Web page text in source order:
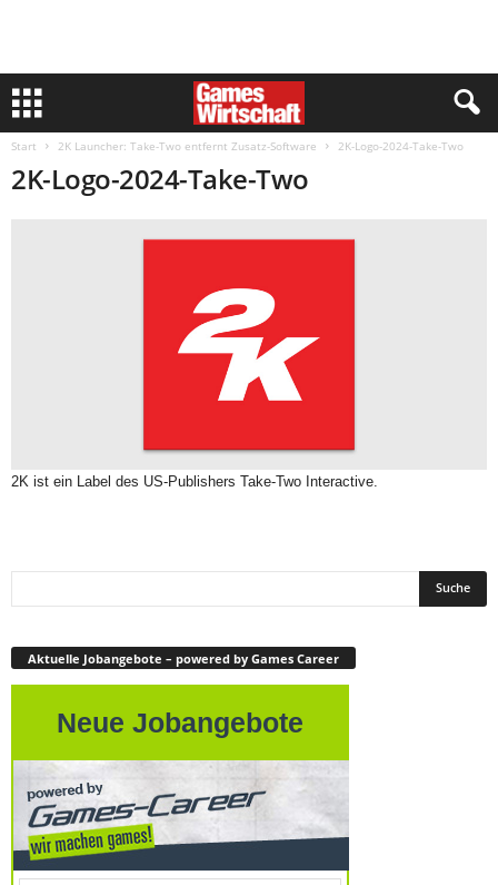
Start 2K Launcher: Take-Two entfernt Zusatz-Software 2K-Logo-2024-Take-Two
2K-Logo-2024-Take-Two
2K ist ein Label des US-Publishers Take-Two Interactive.
Aktuelle Jobangebote – powered by Games Career